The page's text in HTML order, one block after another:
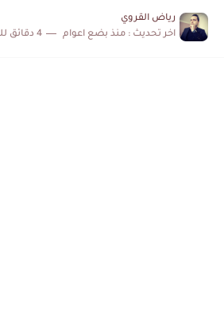
كابتن مانشستر
رياض القروي
اخر تحديث : منذ بضع اعوام 4 دقائق للقراءة